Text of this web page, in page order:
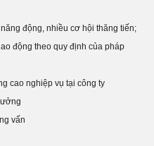
động, nhiều cơ hội thăng tiến;
động theo quy định của pháp
cao nghiệp vụ tại công ty
vấn